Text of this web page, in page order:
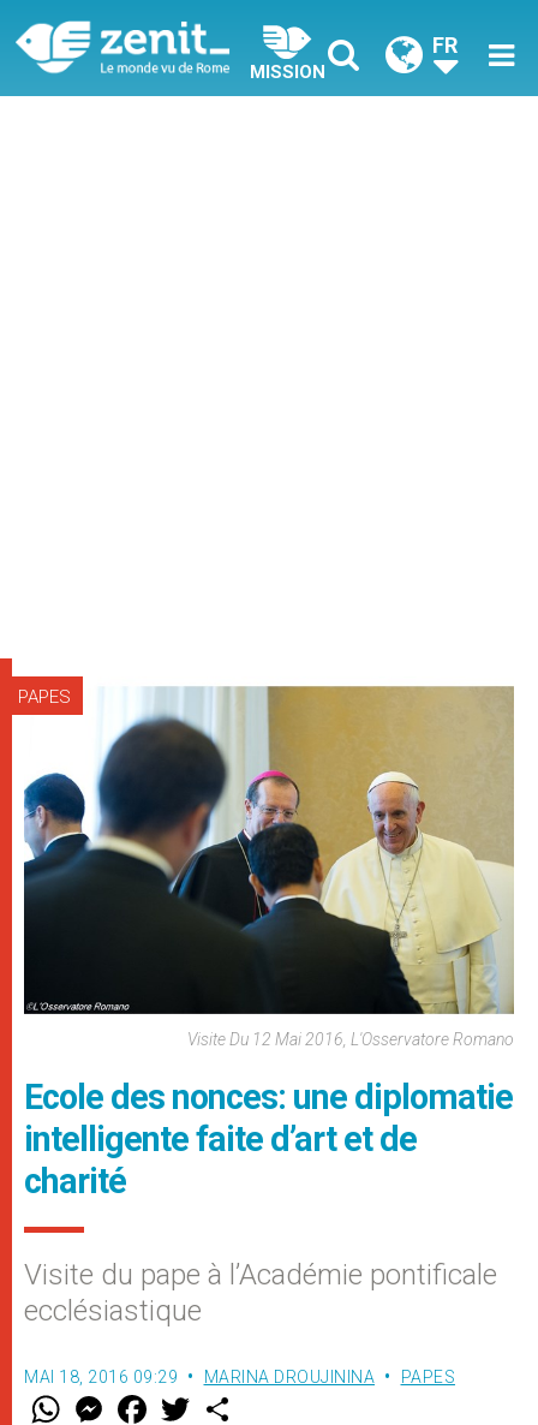
MISSION
FR
PAPES
Visite Du 12 Mai 2016, L'Osservatore Romano
Ecole des nonces: une diplomatie
intelligente faite d’art et de
charité
Visite du pape à l’Académie pontificale
ecclésiastique
MAI 18, 2016 09:29 MARINA DROUJININA PAPES
W M
e
F
a w